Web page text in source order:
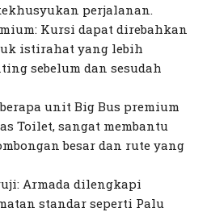
perjalanan.
Kursi dapat direbahkan
istirahat yang lebih
sebelum dan sesudah
unit Big Bus premium
Toilet, sangat membantu
besar dan rute yang
Armada dilengkapi
standar seperti Palu